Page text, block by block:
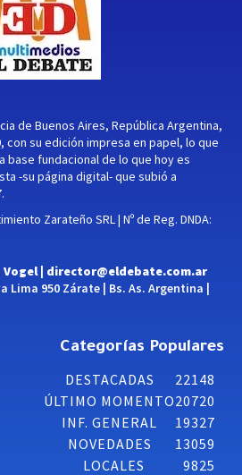
de Buenos Aires, República Argentina,
con su edición impresa en papel, lo que
base fundacional de lo que hoy es
-su página digital- que subió a
Zarateño SRL | Nº de Reg. DNDA:
Vogel | director@eldebate.com.ar
Lima 950 Zárate | Bs. As. Argentina |
Categorías Populares
DESTACADAS
22148
ÚLTIMO MOMENTO20720
INF. GENERAL
19327
NOVEDADES
13059
LOCALES
9825